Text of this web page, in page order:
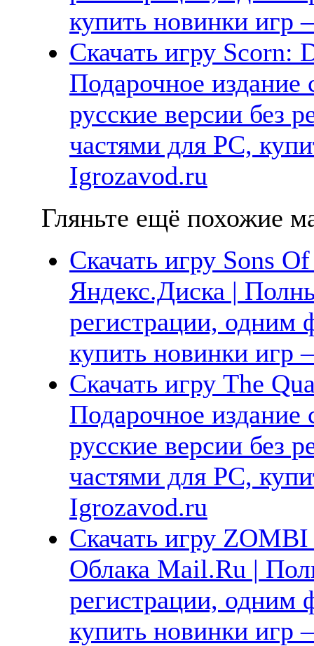
купить новинки
Скачать игру Scorn:
Подарочное
русские версии без
частями для PC,
Igrozavod.ru
Гляньте ещё похожие
Скачать игру Sons
Яндекс.Диска |
регистрации, одним
купить новинки
Скачать игру The
Подарочное
русские версии без
частями для PC,
Igrozavod.ru
Скачать игру
Облака Mail.Ru |
регистрации, одним
купить новинки